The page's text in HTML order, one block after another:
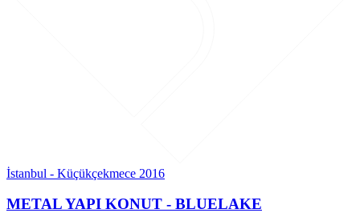
İstanbul - Küçükçekmece 2016
METAL YAPI KONUT - BLUELAKE